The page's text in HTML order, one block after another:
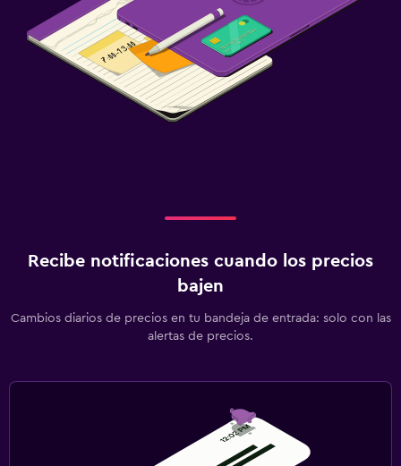
Recibe notificaciones cuando los precios
bajen
Cambios diarios de precios en tu bandeja de entrada: solo con las
alertas de precios.